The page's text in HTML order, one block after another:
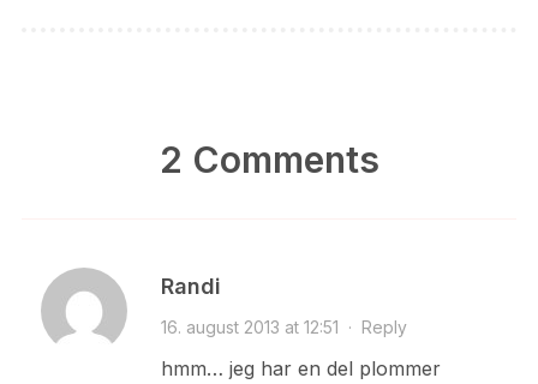
2 Comments
Randi
16. august 2013 at 12:51 · Reply
hmm… jeg har en del plommer